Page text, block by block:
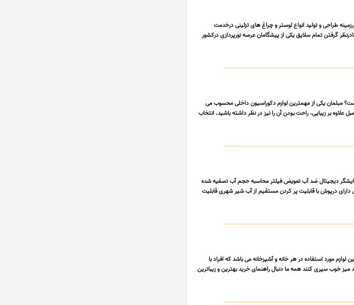
سال سابقه ی درخشان درزمینه طراحی و تولید انواع لوستر و چراغ های تزئینی درخدمت
گرفتن تمام سلایق یکی از پیشگامان عرصه نورپردازی درکشور
مبلمان یکی از مهمترین لوازم دکوراسیون داخلی محسوب می
بر زیبایی، راحت بودن آن را نیز در نظر داشته باشید. انتخاب
تنها با یک کارتریج نمایشگر دیجیتال ضد آب تعویض فیلتر محاسبه حجم آب تصفیه شده
دارای درپوش با قابلیت پر کردن مستقیم از آب شیر شهری قابلیت
مورد استفاده در هر خانه و آشپزخانه می باشد که افراد با
خوب سپری کنند همه ما دنبال راهنمای خرید بهترین و زیباترین